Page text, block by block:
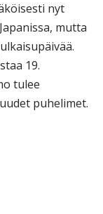
nyt
mutta
19.
tulee
puhelimet.